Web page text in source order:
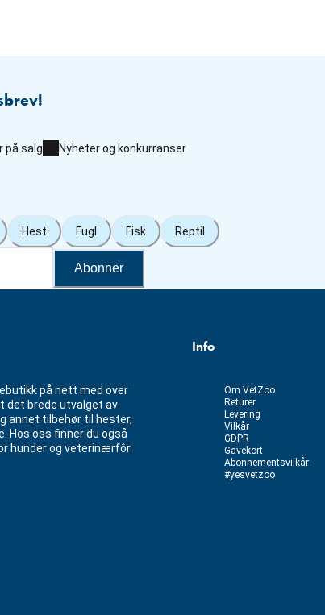
på salg Nyheter og konkurranser
Hest Fugl Fisk Reptil
Abonner
på nett med over
det brede utvalget av
annet tilbehør til hester,
Hos oss finner du også
hunder og veterinærfôr
Info
Om VetZoo
Returer
Levering
Vilkår
GDPR
Gavekort
Abonnementsvilkår
#yesvetzoo